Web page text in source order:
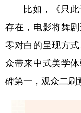
比如，《只
存在，电影将舞
零对白的呈现方
众带来中式美学
碑第一，观众二刷